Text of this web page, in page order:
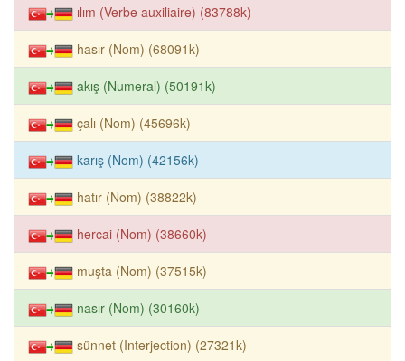
ılım (Verbe auxiliaire) (83788k)
hasır (Nom) (68091k)
akış (Numeral) (50191k)
çalı (Nom) (45696k)
karış (Nom) (42156k)
hatır (Nom) (38822k)
hercai (Nom) (38660k)
muşta (Nom) (37515k)
nasır (Nom) (30160k)
sünnet (Interjection) (27321k)